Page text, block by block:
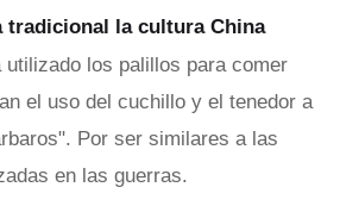
tradicional la cultura China
utilizado los palillos para comer
el uso del cuchillo y el tenedor a
Por ser similares a las
en las guerras.